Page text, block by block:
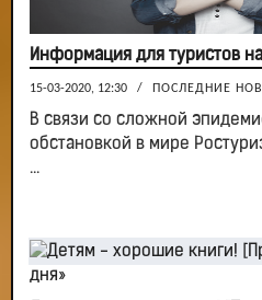
Информация для туристов
15-03-2020, 12:30 / ПОСЛЕДНИЕ
В связи со сложной
обстановкой в мире
...